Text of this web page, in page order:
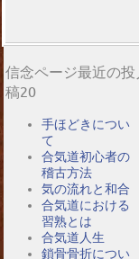
信念ページ最近の投
稿20
手ほどきについ
て
合気道初心者の
稽古方法
気の流れと和合
合気道における
習熟とは
合気道人生
鎖骨骨折につい